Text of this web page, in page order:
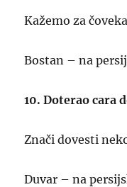
Kažemo za
Bostan – na
10. Doterao cara
Znači dovesti
Duvar – na